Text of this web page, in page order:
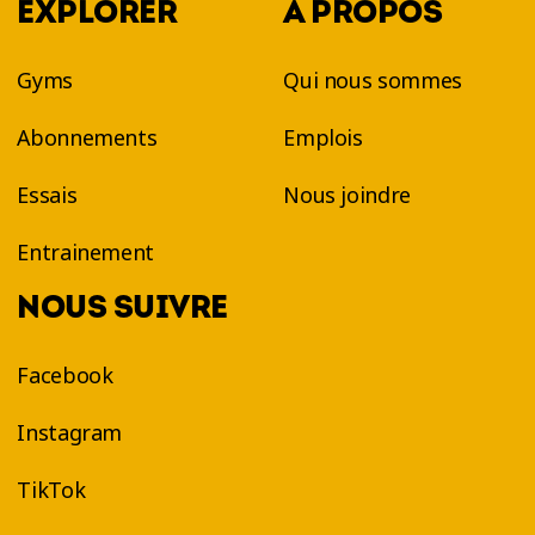
EXPLORER
Gyms
Abonnements
Essais
Entrainement
À PROPOS
Qui nous sommes
Emplois
Nous joindre
NOUS SUIVRE
Facebook
Instagram
TikTok